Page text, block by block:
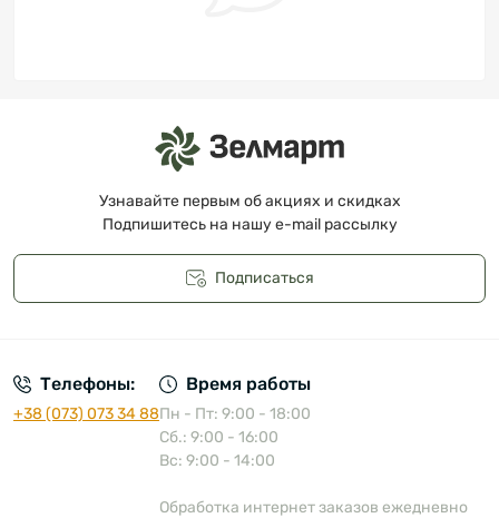
Узнавайте первым об акциях и скидках
Подпишитесь на нашу e-mail рассылку
Подписаться
Телефоны:
+38 (073) 073 34 88
Время работы
Пн - Пт: 9:00 - 18:00
Сб.: 9:00 - 16:00
Вс: 9:00 - 14:00
Обработка интернет заказов ежедневно